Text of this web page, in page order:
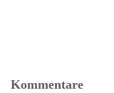
Kommentare